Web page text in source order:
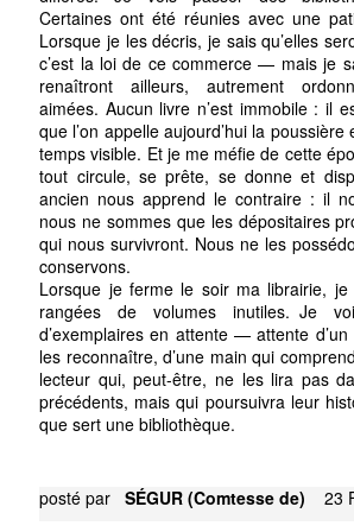
Certaines ont été réunies avec une
Lorsque je les décris, je sais qu’elles
c’est la loi de ce commerce — mais je
renaîtront ailleurs, autrement
aimées. Aucun livre n’est immobile : il
que l’on appelle aujourd’hui la
temps visible. Et je me méfie de cette
tout circule, se prête, se donne et
ancien nous apprend le contraire : il
nous ne sommes que les dépositaires
qui nous survivront. Nous ne les
conservons.
Lorsque je ferme le soir ma librairie,
rangées de volumes inutiles. Je
d’exemplaires en attente — attente
les reconnaître, d’une main qui
lecteur qui, peut-être, ne les lira pas
précédents, mais qui poursuivra leur
que sert une bibliothèque.
posté parSÉGUR (Comtesse de) 23